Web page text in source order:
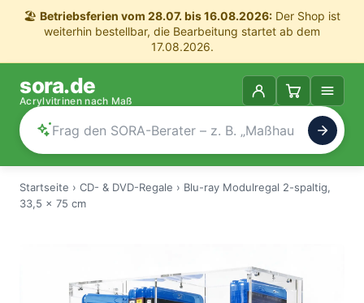
🏖️ Betriebsferien vom 28.07. bis 16.08.2026: Der Shop ist
weiterhin bestellbar, die Bearbeitung startet ab dem
17.08.2026.
sora.de
Acrylvitrinen nach Maß
Startseite › CD- & DVD-Regale › Blu-ray Modulregal 2-spaltig,
33,5 x 75 cm